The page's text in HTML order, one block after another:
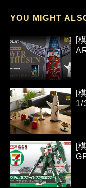
YOU MIGHT
[
[
1/
[